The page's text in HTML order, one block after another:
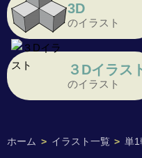
ホーム > イラスト一覧 > 単1
3D
のイラスト
３Dイラス
のイラスト